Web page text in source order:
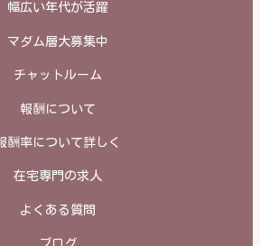
幅広い年代が活躍
マダム層大募集中
チャットルーム
報酬について
酬率について詳しく
在宅専門の求人
よくある質問
ブログ